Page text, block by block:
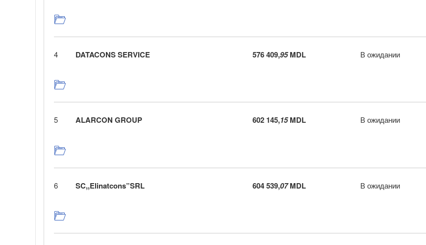
4 DATACONS SERVICE 576 409,95MDL В ожидании
5 ALARCON GROUP 602 145,15MDL В ожидании
6 SC,,Elinatcons”SRL 604 539,07MDL В ожидании